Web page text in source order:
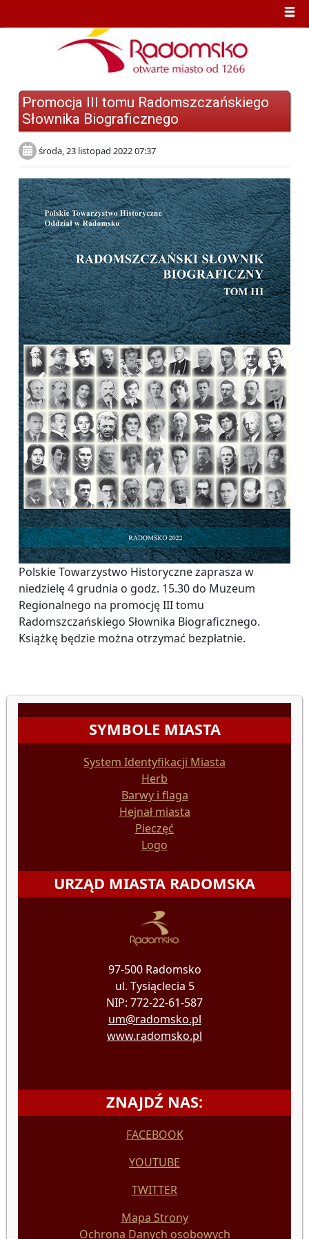
Promocja III tomu Radomszczańskiego
Słownika Biograficznego
środa, 23 listopad 2022 07:37
Polskie Towarzystwo Historyczne zaprasza w
niedzielę 4 grudnia o godz. 15.30 do Muzeum
Regionalnego na promocję III tomu
Radomszczańskiego Słownika Biograficznego.
Książkę będzie można otrzymać bezpłatnie.
SYMBOLE MIASTA
System Identyfikacji Miasta
Herb
Barwy i flaga
Hejnał miasta
Pieczęć
Logo
URZĄD MIASTA RADOMSKA
97-500 Radomsko
ul. Tysiąclecia 5
NIP: 772-22-61-587
um@radomsko.pl
www.radomsko.pl
ZNAJDŹ NAS:
FACEBOOK
YOUTUBE
TWITTER
Mapa Strony
Ochrona Danych osobowych